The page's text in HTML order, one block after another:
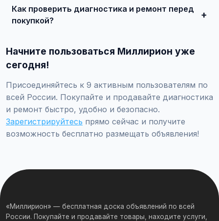
необходимости воспользуйтесь платным продвижением
— ваше объявление поднимется в топ.
Как проверить диагностика и ремонт перед
покупкой?
технического состояния и проверки пробега.
Начните пользоваться Миллирион уже
сегодня!
Присоединяйтесь к 9 активным пользователям по
всей России. Покупайте и продавайте диагностика
и ремонт быстро, удобно и безопасно.
Зарегистрируйтесь прямо сейчас и получите
возможность бесплатно размещать объявления!
«Миллирион» — бесплатная доска объявлений по всей
России. Покупайте и продавайте товары, находите услуги,